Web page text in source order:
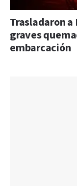
Trasladaron
graves
embarcación